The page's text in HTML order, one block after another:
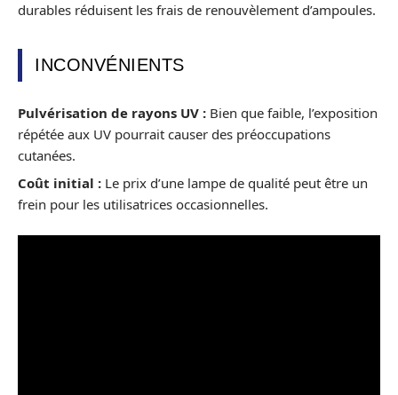
durables réduisent les frais de renouvèlement d’ampoules.
INCONVÉNIENTS
Pulvérisation de rayons UV : Bien que faible, l’exposition
répétée aux UV pourrait causer des préoccupations
cutanées.
Coût initial : Le prix d’une lampe de qualité peut être un
frein pour les utilisatrices occasionnelles.